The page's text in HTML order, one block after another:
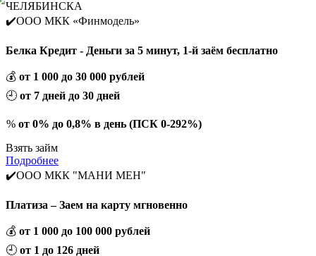
ЧЕЛЯБИНСКА
✔️ООО МКК «Финмодель»
Белка Кредит - Деньги за 5 минут, 1-й заём бесплатно
💰 от 1 000 до 30 000 рублей
🕘 от 7 дней до 30 дней
% от 0% до 0,8% в день (ПСК 0-292%)
Взять займ
Подробнее
✔️ООО МКК "МАНИ МЕН"
Платиза – Заем на карту мгновенно
💰 от 1 000 до 100 000 рублей
🕘 от 1 до 126 дней